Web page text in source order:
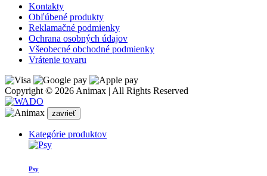
Kontakty
Obľúbené produkty
Reklamačné podmienky
Ochrana osobných údajov
Všeobecné obchodné podmienky
Vrátenie tovaru
Copyright © 2026 Animax | All Rights Reserved
zavrieť
Kategórie produktov
Psy